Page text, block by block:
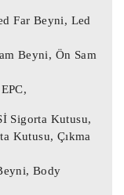
bir
izleri
parça
ile aynı
düzgün
Far Beyni, Led
Beyni, Ön Sam
Sigorta Kutusu,
Kutusu, Çıkma
Body